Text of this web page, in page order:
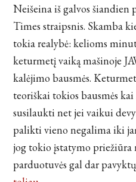
Neišeina iš galvos šiandien
Times straipsnis. Skamba
tokia realybė: kelioms
keturmetį vaiką mašinoje
kalėjimo bausmės.
teoriškai tokios bausmės
susilaukti net jei vaikui
palikti vieno negalima iki
jog tokio įstatymo
parduotuvės gal dar